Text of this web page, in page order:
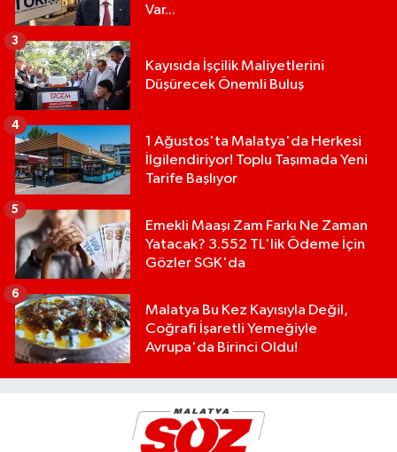
Var...
Kayısıda İşçilik Maliyetlerini
Düşürecek Önemli Buluş
3
1 Ağustos'ta Malatya'da Herkesi
İlgilendiriyor! Toplu Taşımada Yeni
Tarife Başlıyor
4
Emekli Maaşı Zam Farkı Ne Zaman
Yatacak? 3.552 TL'lik Ödeme İçin
Gözler SGK'da
5
Malatya Bu Kez Kayısıyla Değil,
Coğrafi İşaretli Yemeğiyle
Avrupa'da Birinci Oldu!
6